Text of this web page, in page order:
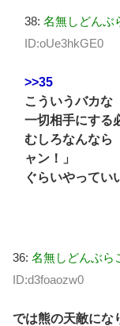
38: 名無しどんぶ
ID:oUe3hkGE0
>>35
こういうバカな
一切相手にする
むしろなんなら
ャン！」
ぐらいやってい
36: 名無しどんぶら
ID:d3foaozw0
では熊の天敵にな